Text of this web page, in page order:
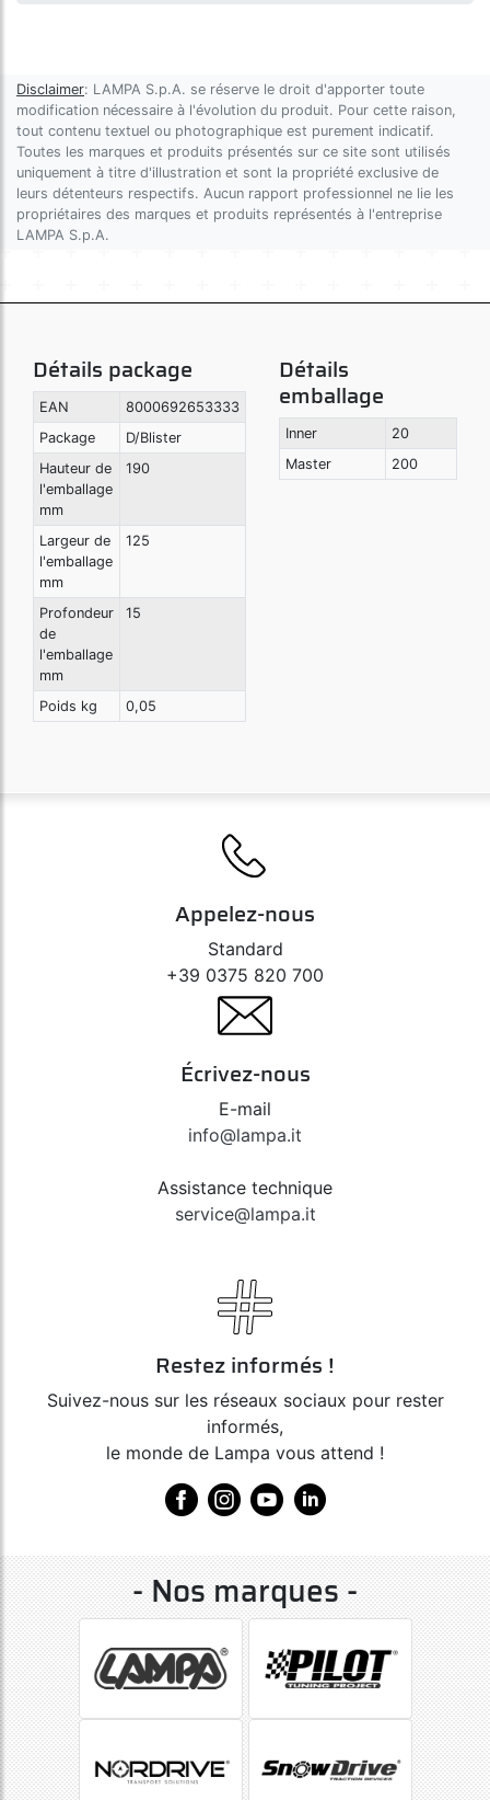
Disclaimer: LAMPA S.p.A. se réserve le droit d'apporter toute
modification nécessaire à l'évolution du produit. Pour cette raison,
tout contenu textuel ou photographique est purement indicatif.
Toutes les marques et produits présentés sur ce site sont utilisés
uniquement à titre d'illustration et sont la propriété exclusive de
leurs détenteurs respectifs. Aucun rapport professionnel ne lie les
propriétaires des marques et produits représentés à l'entreprise
LAMPA S.p.A.
Détails package
EAN
8000692653333
Package
D/Blister
Hauteur de
l'emballage
mm
190
Largeur de
l'emballage
mm
125
Profondeur
de
l'emballage
mm
15
Poids kg 0,05
Détails
emballage
Inner
20
Master
200
Appelez-nous
Standard
+39 0375 820 700
Écrivez-nous
E-mail
info@lampa.it
Assistance technique
service@lampa.it
Restez informés !
Suivez-nous sur les réseaux sociaux pour rester
informés,
le monde de Lampa vous attend !
- Nos marques -